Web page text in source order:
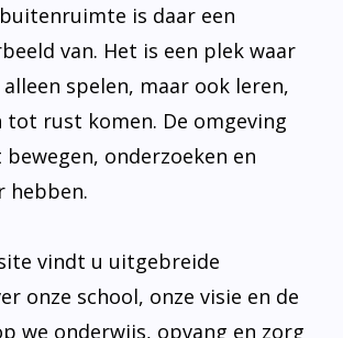
is daar een
van. Het is een plek waar
spelen, maar ook leren,
tot rust komen. De omgeving
onderzoeken en
hebben.
vindt u uitgebreide
onze school, onze visie en de
we onderwijs, opvang en zorg